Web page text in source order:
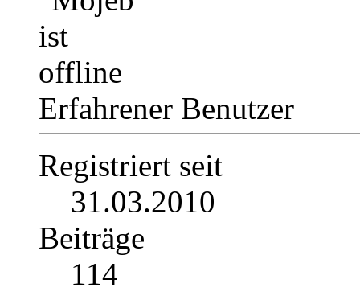
Erfahrener Benutzer
Registriert seit
31.03.2010
Beiträge
114